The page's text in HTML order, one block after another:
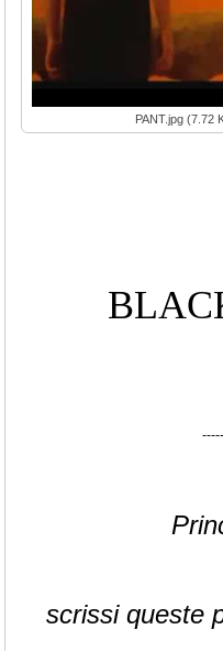
PANT.jpg (7.72
scrissi queste